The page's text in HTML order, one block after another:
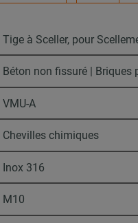
Tige à Sceller, pour
Béton non fissuré | Briques
VMU-A
Chevilles chimiques
Inox 316
M10